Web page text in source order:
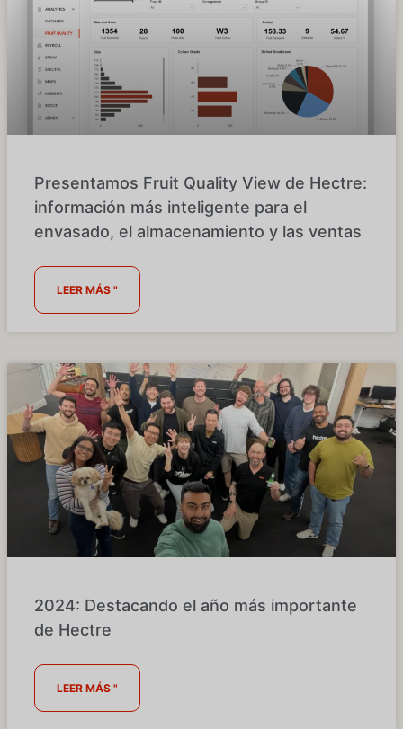
Presentamos Fruit Quality View de Hectre:
información más inteligente para el
envasado, el almacenamiento y las ventas
LEER MÁS "
2024: Destacando el año más importante
de Hectre
LEER MÁS "